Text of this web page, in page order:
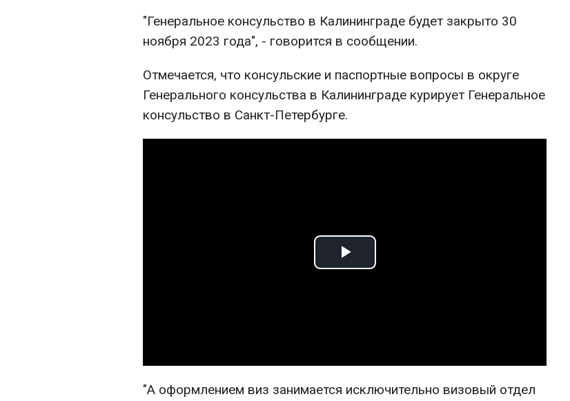
"Генеральное консульство в Калининграде будет закрыто 30
ноября 2023 года", - говорится в сообщении.
Отмечается, что консульские и паспортные вопросы в округе
Генерального консульства в Калининграде курирует Генеральное
консульство в Санкт-Петербурге.
Play
"А оформлением виз занимается исключительно визовый отдел